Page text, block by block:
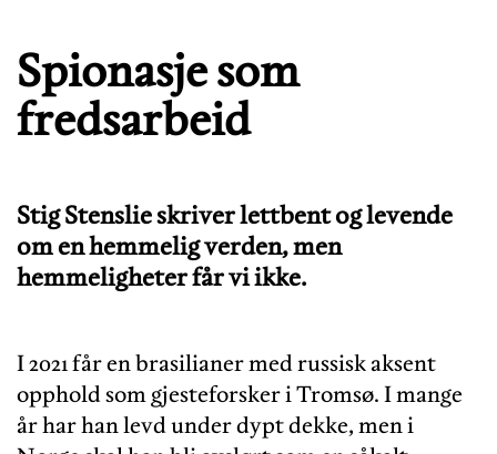
Spionasje som
fredsarbeid
Stig Stenslie skriver lettbent og levende
om en hemmelig verden, men
hemmeligheter får vi ikke.
I 2021 får en brasilianer med russisk aksent
opphold som gjesteforsker i Tromsø. I mange
år har han levd under dypt dekke, men i